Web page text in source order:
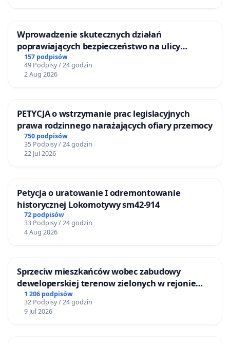
Wprowadzenie skutecznych działań
poprawiających bezpieczeństwo na ulicy
Żeromskiego w Otwocku
157 podpisów
49 Podpisy / 24 godzin
2 Aug 2026
PETYCJA o wstrzymanie prac legislacyjnych
prawa rodzinnego narażających ofiary przemocy
750 podpisów
35 Podpisy / 24 godzin
22 Jul 2026
Petycja o uratowanie I odremontowanie
historycznej Lokomotywy sm42-914
72 podpisów
33 Podpisy / 24 godzin
4 Aug 2026
Sprzeciw mieszkańców wobec zabudowy
deweloperskiej terenow zielonych w rejonie
Bulwarów Straceńskich w Bielsku-Białej
1 206 podpisów
32 Podpisy / 24 godzin
9 Jul 2026